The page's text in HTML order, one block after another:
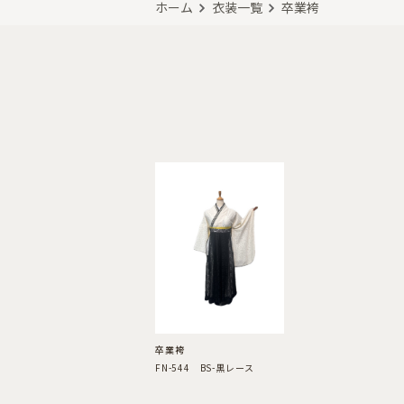
ホーム 衣装一覧 卒業袴
卒業袴
FN-544 BS-黒レース